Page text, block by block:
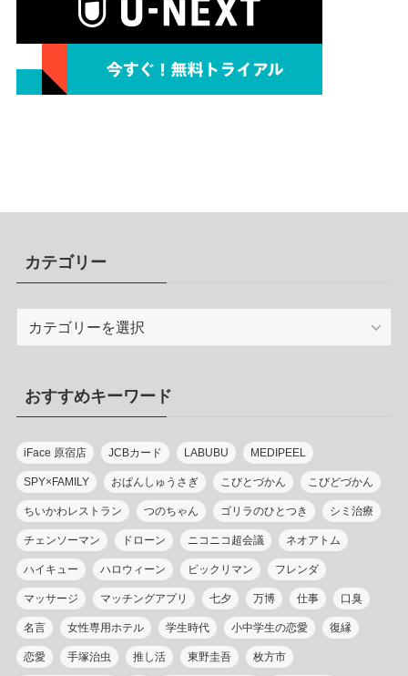
カテゴリー
リ
ー
おすすめキーワード
iFace 原宿店 JCBカード LABUBU MEDIPEEL
SPY×FAMILY おぱんしゅうさぎ こびとづかん こびどづかん
ちいかわレストラン つのちゃん ゴリラのひとつき シミ治療
チェンソーマン ドローン ニコニコ超会議 ネオアトム
ハイキュー ハロウィーン ビックリマン フレンダ
マッサージ マッチングアプリ 七夕 万博 仕事 口臭
名言 女性専用ホテル 学生時代 小中学生の恋愛 復縁
恋愛 手塚治虫 推し活 東野圭吾 枚方市